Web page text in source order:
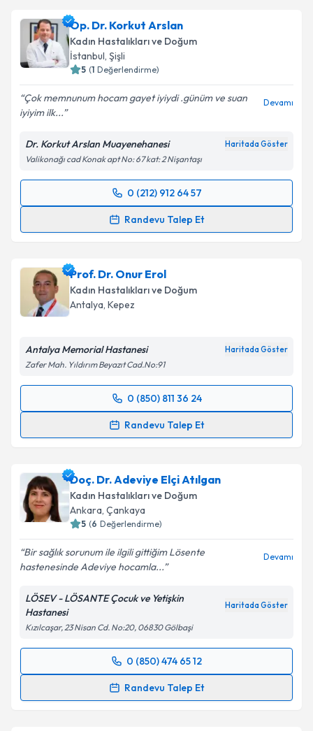
için bir takvim hazırlandığında e-posta ile
bilgilendireceğiz.
E-posta Adresiniz
Metni'ni okudum ve kişisel verilerimin belirtilen
kapsamda işlenmesini kabul ediyorum.
Takvim Talebini Gönder
Op. Dr. Korkut Arslan
Kadın Hastalıkları ve Doğum
İstanbul, Şişli
5 (1 Değerlendirme)
Çok memnunum hocam gayet iyiydi .günüm ve suan
iyiyim ilk...
Devamı
Dr. Korkut Arslan Muayenehanesi Haritada Göster
Valikonağı cad Konak apt No: 67 kat: 2 Nişantaşı
0 (212) 912 64 57
Randevu Talep Et
Randevu Takvimi Talebi
takvim hazırlandığında e-posta ile bilgilendireceğiz.
E-posta Adresiniz
Kişisel verilerimin işlenmesine ilişkin
Metni'ni okudum ve kişisel verilerimin belirtilen
kapsamda işlenmesini kabul ediyorum.
Takvim Talebini Gönder
Prof. Dr. Onur Erol
Kadın Hastalıkları ve Doğum
Antalya, Kepez
Antalya Memorial Hastanesi Haritada Göster
Zafer Mah. Yıldırım Beyazıt Cad.No:91
0 (850) 811 36 24
Randevu Talep Et
Randevu Takvimi Talebi
takvim hazırlandığında e-posta ile bilgilendireceğiz.
E-posta Adresiniz
Kişisel verilerimin işlenmesine ilişkin
Metni
kapsamda işlenmesini kabul ediyorum.
Takvim Talebini Gönder
Doç. Dr. Adeviye Elçi Atılgan
Kadın Hastalıkları ve Doğum
Ankara, Çankaya
5 (6 Değerlendirme)
Bir sağlık sorunum ile ilgili gittiğim Lösente
hastenesinde Adeviye hocamla...
Devamı
LÖSEV - LÖSANTE Çocuk ve Yetişkin
Hastanesi
Haritada Göster
Kızılcaşar, 23 Nisan Cd. No:20, 06830 Gölbaşi
0 (850) 474 65 12
Randevu Talep Et
Randevu Takvimi Talebi